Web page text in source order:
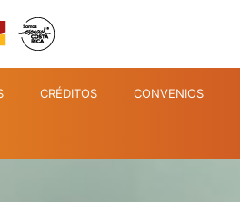
CRÉDITOS CONVENIOS